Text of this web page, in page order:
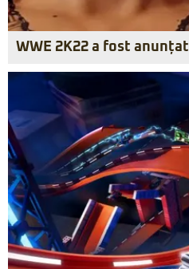
WWE 2K22 a fost